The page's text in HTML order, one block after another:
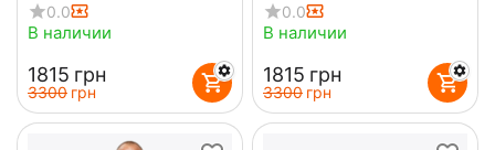
0.0
В наличии
‍1815‍ грн
‍3300‍ грн
0.0
В наличии
‍1815‍ грн
‍3300‍ грн